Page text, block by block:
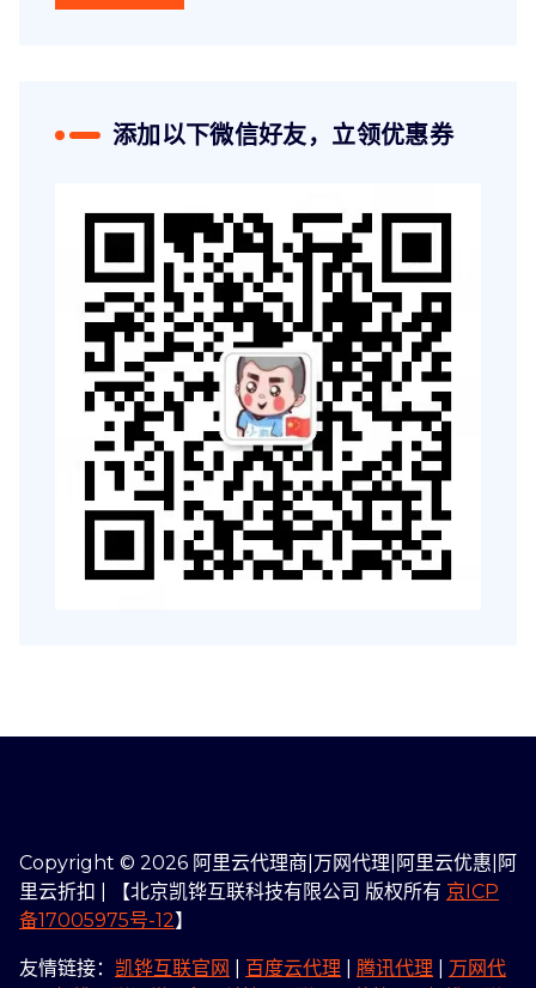
添加以下微信好友，立领优惠券
Copyright © 2026 阿里云代理商|万网代理|阿里云优惠|阿
里云折扣 | 【北京凯铧互联科技有限公司 版权所有 京ICP
备17005975号-12】
友情链接： 凯铧互联官网 百度云代理 腾讯代理
万网代